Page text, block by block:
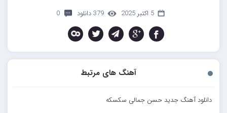
5 اکتبر 2025 379 دانلود 0
آهنگ های مرتبط
دانلود آهنگ جدید حسن جمالی سکسکه